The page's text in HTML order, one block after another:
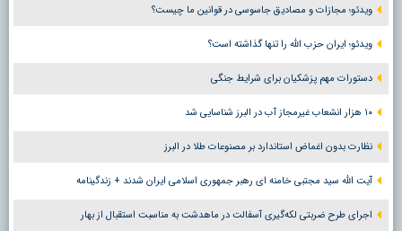
ویدئو؛ مجازات و مصادیق جاسوسی در قوانین ما چیست؟
ویدئو؛ ایران حزب الله را تنها گذاشته است؟
دستورات مهم پزشکیان برای شرایط جنگی
۱۰ هزار انشعاب غیرمجاز آب در البرز شناسایی شد
نظارت بدون اغماض استاندارد بر مصنوعات طلا در البرز
آیت الله سید مجتبی خامنه ای رهبر جمهوری اسلامی ایران شدند + زندگینامه
اجرای طرح ضربتی لکه‌گیری آسفالت در ماهدشت به مناسبت استقبال از بهار